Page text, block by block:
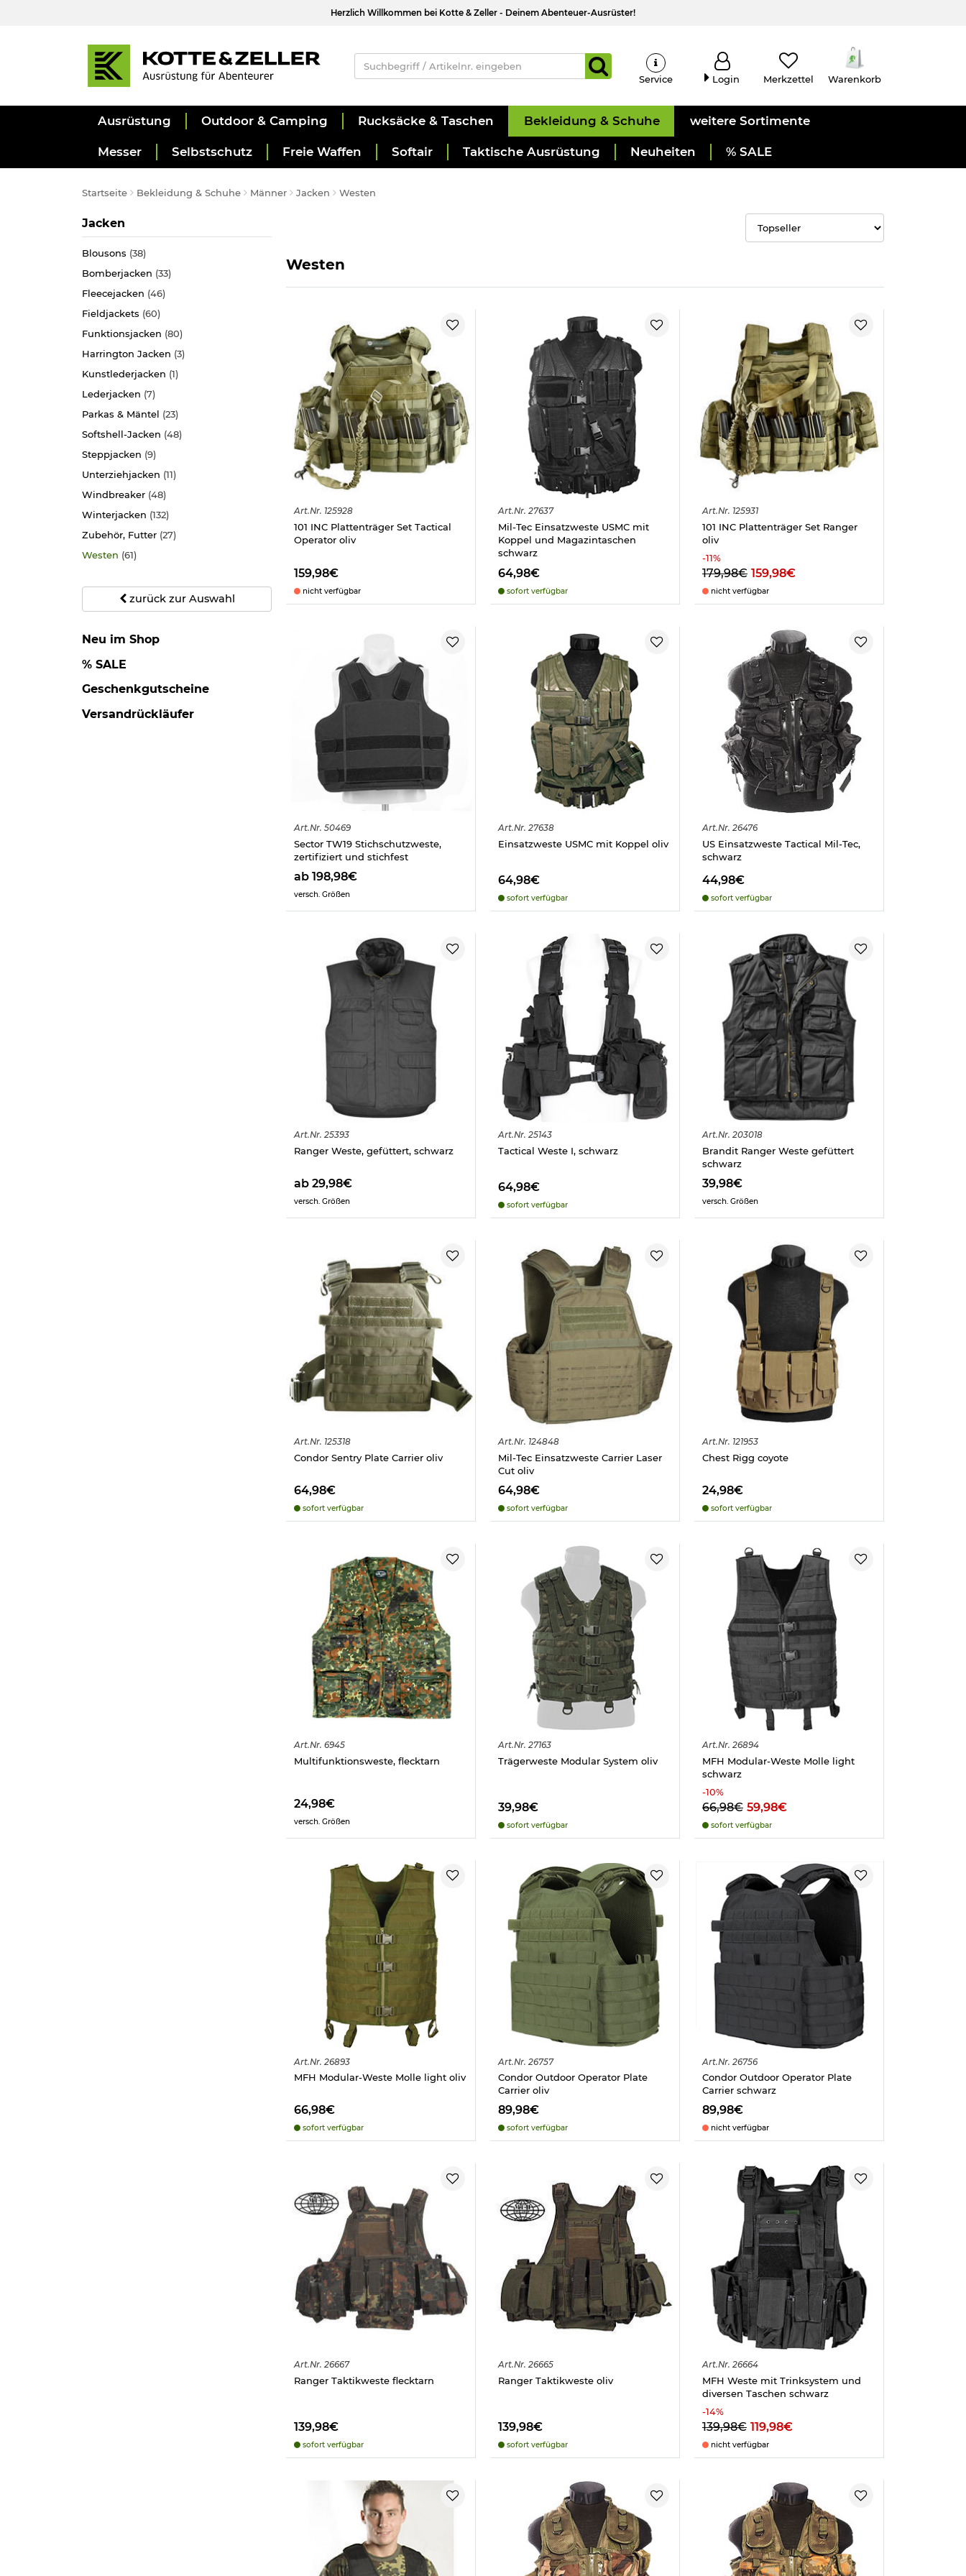
Herzlich Willkommen bei Kotte & Zeller - Deinem Abenteuer-Ausrüster!
Service Login Merkzettel Warenkorb
Ausrüstung Outdoor & Camping Rucksäcke & Taschen Bekleidung & Schuhe weitere Sortimente
Messer Selbstschutz Freie Waffen Softair Taktische Ausrüstung Neuheiten % SALE
Startseite Bekleidung & Schuhe Männer Jacken Westen
Kategorie
Jacken
Blousons (38)
Bomberjacken (33)
Fleecejacken (46)
Fieldjackets (60)
Funktionsjacken (80)
Harrington Jacken (3)
Kunstlederjacken (1)
Lederjacken (7)
Parkas & Mäntel (23)
Softshell-Jacken (48)
Steppjacken (9)
Unterziehjacken (11)
Windbreaker (48)
Winterjacken (132)
Zubehör, Futter (27)
Westen (61)
zurück zur Auswahl
Neu im Shop
% SALE
Geschenkgutscheine
Versandrückläufer
Westen
Art.Nr. 125928
101 INC Plattenträger Set Tactical
Operator oliv
159,98€
nicht verfügbar
Art.Nr. 27637
Mil-Tec Einsatzweste USMC mit
Koppel und Magazintaschen
schwarz
64,98€
sofort verfügbar
Art.Nr. 125931
101 INC Plattenträger Set Ranger
oliv
-11%
179,98€ 159,98€
nicht verfügbar
Art.Nr. 50469
Sector TW19 Stichschutzweste,
zertifiziert und stichfest
ab 198,98€
versch. Größen
Art.Nr. 27638
Einsatzweste USMC mit Koppel oliv
64,98€
sofort verfügbar
Art.Nr. 26476
US Einsatzweste Tactical Mil-Tec,
schwarz
44,98€
sofort verfügbar
Art.Nr. 25393
Ranger Weste, gefüttert, schwarz
ab 29,98€
versch. Größen
Art.Nr. 25143
Tactical Weste I, schwarz
64,98€
sofort verfügbar
Art.Nr. 203018
Brandit Ranger Weste gefüttert
schwarz
39,98€
versch. Größen
Art.Nr. 125318
Condor Sentry Plate Carrier oliv
64,98€
sofort verfügbar
Art.Nr. 124848
Mil-Tec Einsatzweste Carrier Laser
Cut oliv
64,98€
sofort verfügbar
Art.Nr. 121953
Chest Rigg coyote
24,98€
sofort verfügbar
Art.Nr. 6945
Multifunktionsweste, flecktarn
24,98€
versch. Größen
Art.Nr. 27163
Trägerweste Modular System oliv
39,98€
sofort verfügbar
Art.Nr. 26894
MFH Modular-Weste Molle light
schwarz
-10%
66,98€ 59,98€
sofort verfügbar
Art.Nr. 26893
MFH Modular-Weste Molle light oliv
66,98€
sofort verfügbar
Art.Nr. 26757
Condor Outdoor Operator Plate
Carrier oliv
89,98€
sofort verfügbar
Art.Nr. 26756
Condor Outdoor Operator Plate
Carrier schwarz
89,98€
nicht verfügbar
Art.Nr. 26667
Ranger Taktikweste flecktarn
139,98€
sofort verfügbar
Art.Nr. 26665
Ranger Taktikweste oliv
139,98€
sofort verfügbar
Art.Nr. 26664
MFH Weste mit Trinksystem und
diversen Taschen schwarz
-14%
139,98€ 119,98€
nicht verfügbar